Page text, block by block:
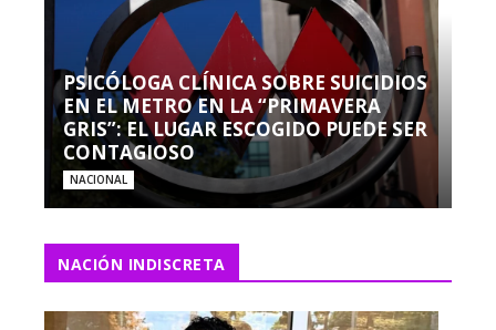
PSICÓLOGA CLÍNICA SOBRE SUICIDIOS
EN EL METRO EN LA “PRIMAVERA
GRIS”: EL LUGAR ESCOGIDO PUEDE SER
CONTAGIOSO
NACIONAL
NACIÓN INDISCRETA